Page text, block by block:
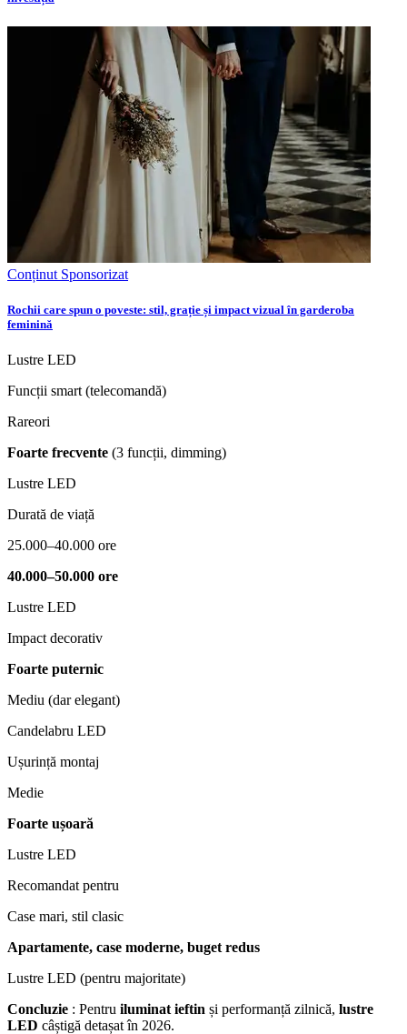
Conținut Sponsorizat
Rochii care spun o poveste: stil, grație și impact vizual în garderoba
feminină
Lustre LED
Funcții smart (telecomandă)
Rareori
Foarte frecvente (3 funcții, dimming)
Lustre LED
Durată de viață
25.000–40.000 ore
40.000–50.000 ore
Lustre LED
Impact decorativ
Foarte puternic
Mediu (dar elegant)
Candelabru LED
Ușurință montaj
Medie
Foarte ușoară
Lustre LED
Recomandat pentru
Case mari, stil clasic
Apartamente, case moderne, buget redus
Lustre LED (pentru majoritate)
Concluzie : Pentru iluminat ieftin și performanță zilnică, lustre
LED câștigă detașat în 2026.